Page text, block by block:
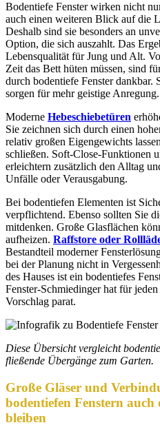
Bodentiefe Fenster wirken nicht
auch einen weiteren Blick auf die
Deshalb sind sie besonders an
Option, die sich auszahlt. Das
Lebensqualität für Jung und Alt.
Zeit das Bett hüten müssen, sind
durch bodentiefe Fenster dankbar.
sorgen für mehr geistige Anregung.
Moderne Hebeschiebetüren
Sie zeichnen sich durch einen
relativ großen Eigengewichts
schließen. Soft-Close-Funktionen
erleichtern zusätzlich den Alltag
Unfälle oder Verausgabung.
Bei bodentiefen Elementen ist
verpflichtend. Ebenso sollten Sie
mitdenken. Große Glasflächen
aufheizen. Raffstore oder
Bestandteil moderner
bei der Planung nicht in
des Hauses ist ein bodentiefes
Fenster-Schmiedinger hat für
Vorschlag parat.
Diese Übersicht vergleicht
fließende Übergänge zum Garten.
Große Gläser und
bodentiefen Fenstern auch
bleiben